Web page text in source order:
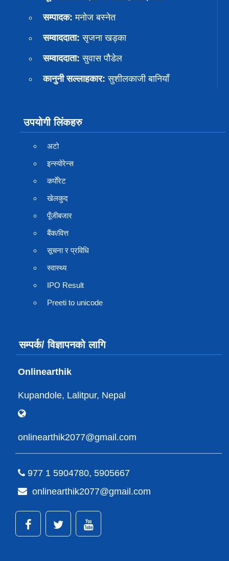
सम्पादक: मनोज बस्नेत
सम्वाददाता: सृजना खड्का
सम्वाददाता: सुवास पाैडेल
कानुनी सल्लाहकार: सुशीलकाजी बानियाँ
उपयोगी लिंकहरु
अटो
इन्स्योरेन्स
कर्पाेरेट
खेलकुद
पूँजीबजार
बैंक/वित्त
सूचना र प्रविधि
स्वास्थ्य
IPO Result
Preeti to unicode
सम्पर्क/ विज्ञापनको लागि
Onlinearthik
Kupandole, Lalitpur, Nepal
onlinearthik2077@gmail.com
977 1 5904780, 5905667
onlinearthik2077@gmail.com